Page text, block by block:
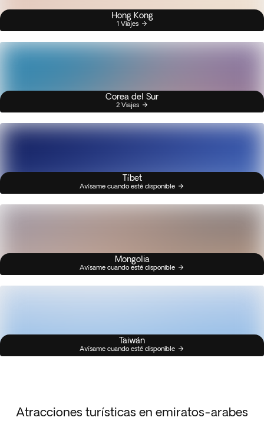
Hong Kong
1 Viajes
Corea del Sur
2 Viajes
Tíbet
Avísame cuando esté disponible
Mongolia
Avísame cuando esté disponible
Taiwán
Avísame cuando esté disponible
Atracciones turísticas en emiratos-arabes